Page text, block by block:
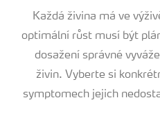
Každá živina má ve
optimální růst musí být
dosažení správné
živin. Vyberte si
symptomech jejich